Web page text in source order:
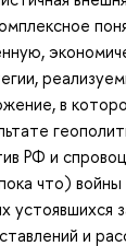
в
РФ и
что)
устоявшихся
и